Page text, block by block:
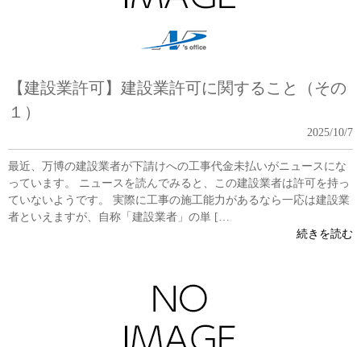
【建設業許可】建設業許可に関すること（その
１）
2025/10/7
最近、万博の建設業者が下請けへの工事代金未払いがニュースにな
っています。 ニュースを読んでみると、この建設業者は許可を持っ
ていないようです。 実際に工事の施工能力があるなら一応は建設業
者といえますが、自称「建設業者」の単 […
続きを読む